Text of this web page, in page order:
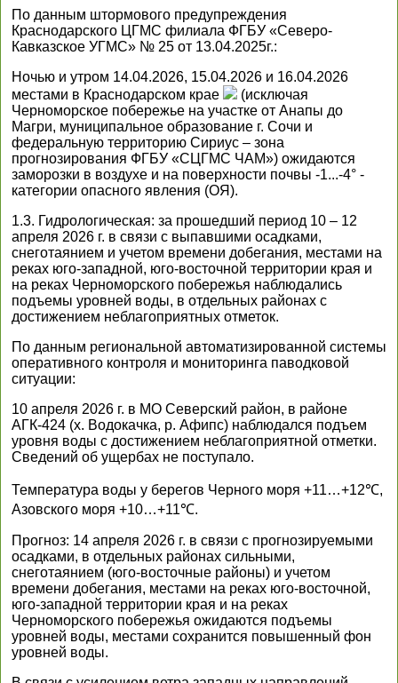
По данным штормового предупреждения
Краснодарского ЦГМС филиала ФГБУ «Северо-
Кавказское УГМС» № 25 от 13.04.2025г.:
Ночью и утром 14.04.2026, 15.04.2026 и 16.04.2026
местами в Краснодарском крае
(исключая
Черноморское побережье на участке от Анапы до
Магри, муниципальное образование г. Сочи и
федеральную территорию Сириус – зона
прогнозирования ФГБУ «СЦГМС ЧАМ») ожидаются
заморозки в воздухе и на поверхности почвы -1...-4° -
категории опасного явления (ОЯ).
1.3. Гидрологическая: за прошедший период 10 – 12
апреля 2026 г. в связи с выпавшими осадками,
снеготаянием и учетом времени добегания, местами на
реках юго-западной, юго-восточной территории края и
на реках Черноморского побережья наблюдались
подъемы уровней воды, в отдельных районах с
достижением неблагоприятных отметок.
По данным региональной автоматизированной системы
оперативного контроля и мониторинга паводковой
ситуации:
10 апреля 2026 г. в МО Северский район, в районе
АГК-424 (х. Водокачка, р. Афипс) наблюдался подъем
уровня воды с достижением неблагоприятной отметки.
Сведений об ущербах не поступало.
Температура воды у берегов Черного моря +11…+12℃,
Азовского моря +10…+11℃.
Прогноз: 14 апреля 2026 г. в связи с прогнозируемыми
осадками, в отдельных районах сильными,
снеготаянием (юго-восточные районы) и учетом
времени добегания, местами на реках юго-восточной,
юго-западной территории края и на реках
Черноморского побережья ожидаются подъемы
уровней воды, местами сохранится повышенный фон
уровней воды.